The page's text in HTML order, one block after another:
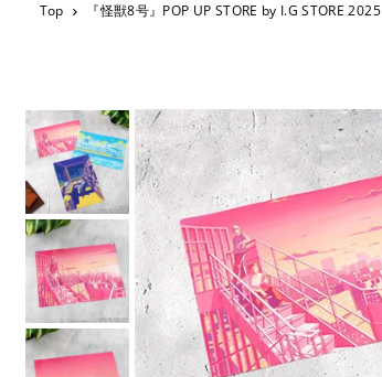
Top 『怪獣8号』POP UP STORE by I.G STORE 2025